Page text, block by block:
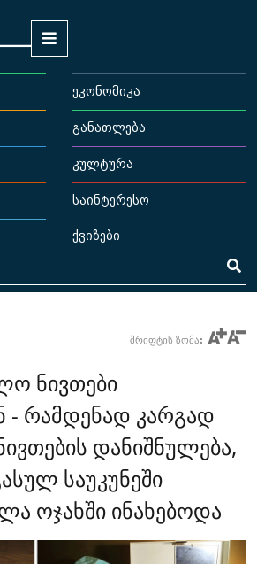
ეკონომიკა
განათლება
კულტურა
საინტერესო
ქვიზები
შრიფტის ზომა:
ნივთები
- რამდენად კარგად
დანიშნულება,
საუკუნეში
ოჯახში ინახებოდა